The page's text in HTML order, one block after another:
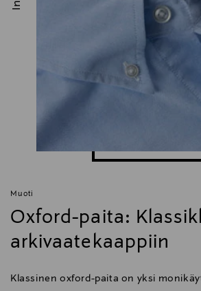
Muoti
Oxford-paita:
arkivaatekaappiin
Klassinen oxford-paita on yksi